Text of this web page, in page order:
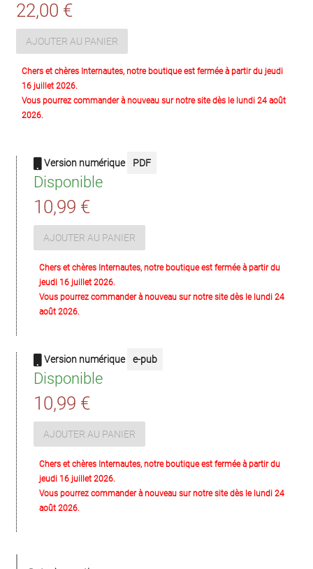
22,00 €
AJOUTER AU PANIER
Chers et chères Internautes, notre boutique est fermée à partir du jeudi
16 juillet 2026.
Vous pourrez commander à nouveau sur notre site dès le lundi 24 août
2026.
Version numérique PDF
Disponible
10,99 €
AJOUTER AU PANIER
Chers et chères Internautes, notre boutique est fermée à partir du
jeudi 16 juillet 2026.
Vous pourrez commander à nouveau sur notre site dès le lundi 24
août 2026.
Version numérique e-pub
Disponible
10,99 €
AJOUTER AU PANIER
Chers et chères Internautes, notre boutique est fermée à partir du
jeudi 16 juillet 2026.
Vous pourrez commander à nouveau sur notre site dès le lundi 24
août 2026.